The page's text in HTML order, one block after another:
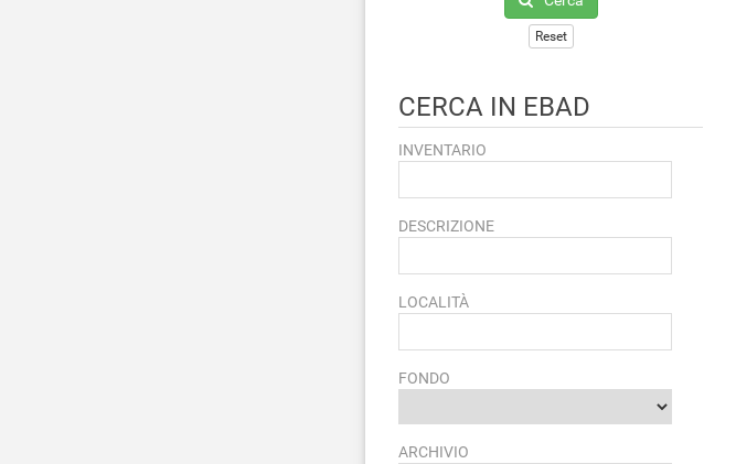
Reset
CERCA IN EBAD
INVENTARIO
DESCRIZIONE
LOCALITÀ
FONDO
ARCHIVIO